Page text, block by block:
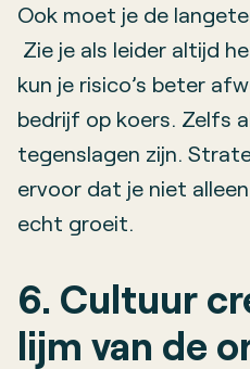
Ook moet je de
Zie je als leider altijd
kun je risico’s beter
bedrijf op koers. Zelfs
tegenslagen zijn.
ervoor dat je niet
echt groeit.
6. Cultuur
lijm van de